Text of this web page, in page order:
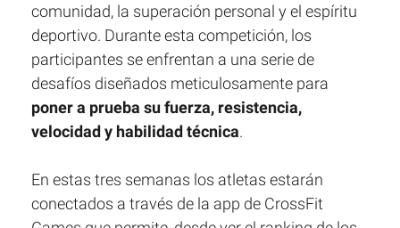
comunidad, la superación personal y el espíritu
deportivo. Durante esta competición, los
participantes se enfrentan a una serie de
desafíos diseñados meticulosamente para
poner a prueba su fuerza, resistencia,
velocidad y habilidad técnica.
En estas tres semanas los atletas estarán
conectados a través de la app de CrossFit